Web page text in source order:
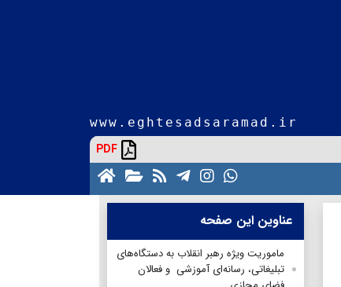
www.eghtesadsaramad.ir
PDF
عناوین این صفحه
ماموریت ویژه رهبر انقلاب به دستگاه‌های
تبلیغاتی، رسانه‌ای آموزشی و فعالان